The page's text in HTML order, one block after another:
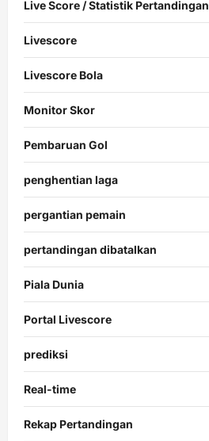
Live Score / Statistik Pertandingan
Livescore
Livescore Bola
Monitor Skor
Pembaruan Gol
penghentian laga
pergantian pemain
pertandingan dibatalkan
Piala Dunia
Portal Livescore
prediksi
Real-time
Rekap Pertandingan